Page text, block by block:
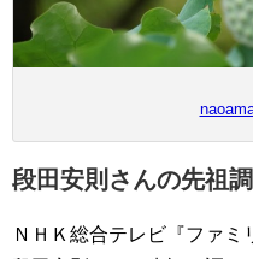
段田安則さんの先祖
ＮＨＫ総合テレビ『ファミ